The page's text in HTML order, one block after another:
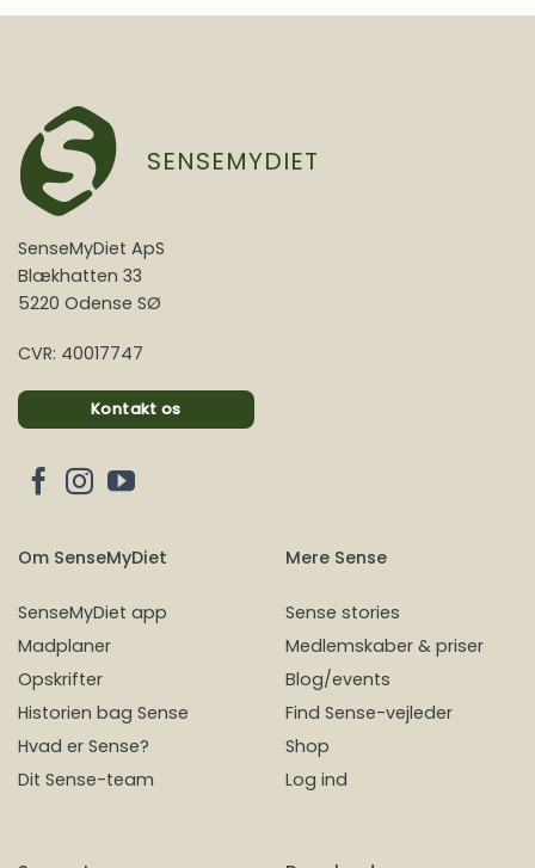
SENSEMYDIET
SenseMyDiet ApS
Blækhatten 33
5220 Odense SØ
CVR: 40017747
Kontakt os
Om SenseMyDiet
SenseMyDiet app
Madplaner
Opskrifter
Historien bag Sense
Hvad er Sense?
Dit Sense-team
Mere Sense
Sense stories
Medlemskaber & priser
Blog/events
Find Sense-vejleder
Shop
Log ind